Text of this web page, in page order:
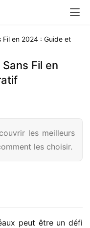
Fil en 2024 : Guide et
Fil en
les meilleurs
les choisir.
peut être un défi